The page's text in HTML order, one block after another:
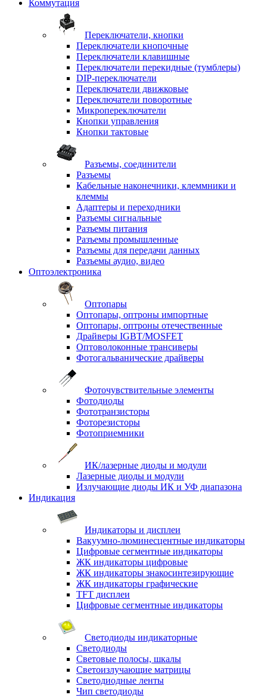
Коммутация
Переключатели, кнопки
Переключатели кнопочные
Переключатели клавишные
Переключатели перекидные (тумблеры)
DIP-переключатели
Переключатели движковые
Переключатели поворотные
Микропереключатели
Кнопки управления
Кнопки тактовые
Разъемы, соединители
Разъемы
Кабельные наконечники, клеммники и
клеммы
Адаптеры и переходники
Разъемы сигнальные
Разъемы питания
Разъемы промышленные
Разъемы для передачи данных
Разъемы аудио, видео
Оптоэлектроника
Оптопары
Оптопары, оптроны импортные
Оптопары, оптроны отечественные
Драйверы IGBT/MOSFET
Оптоволоконные трансиверы
Фотогальванические драйверы
Фоточувствительные элементы
Фотодиоды
Фототранзисторы
Фоторезисторы
Фотоприемники
ИК/лазерные диоды и модули
Лазерные диоды и модули
Излучающие диоды ИК и УФ диапазона
Индикация
Индикаторы и дисплеи
Вакуумно-люминесцентные индикаторы
Цифровые сегментные индикаторы
ЖК индикаторы цифровые
ЖК индикаторы знакосинтезирующие
ЖК индикаторы графические
TFT дисплеи
Цифровые сегментные индикаторы
Светодиоды индикаторные
Светодиоды
Световые полосы, шкалы
Светоизлучающие матрицы
Светодиодные ленты
Чип светодиоды